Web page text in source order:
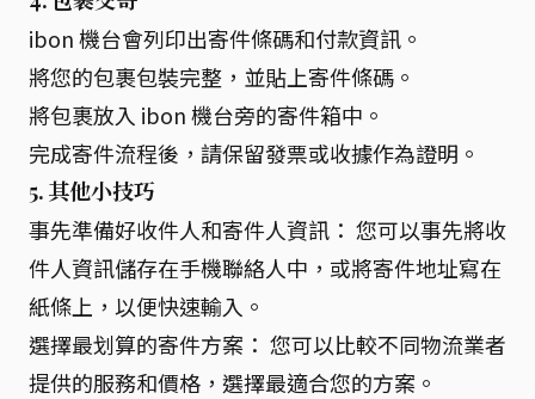
ibon 機台會列印出寄件條碼和付款資訊。
將您的包裹包裝完整，並貼上寄件條碼。
將包裹放入 ibon 機台旁的寄件箱中。
完成寄件流程後，請保留發票或收據作為證明。
5. 其他小技巧
事先準備好收件人和寄件人資訊： 您可以事先將收
件人資訊儲存在手機聯絡人中，或將寄件地址寫在
紙條上，以便快速輸入。
選擇最划算的寄件方案： 您可以比較不同物流業者
提供的服務和價格，選擇最適合您的方案。